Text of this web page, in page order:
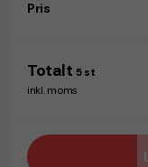
Pris
Totalt 5 st
inkl. moms